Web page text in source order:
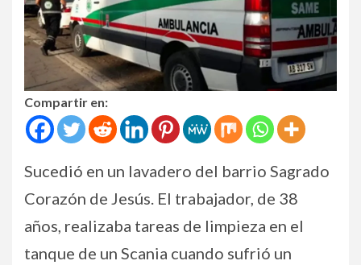
Compartir en:
Sucedió en un lavadero del barrio Sagrado
Corazón de Jesús. El trabajador, de 38
años, realizaba tareas de limpieza en el
tanque de un Scania cuando sufrió un